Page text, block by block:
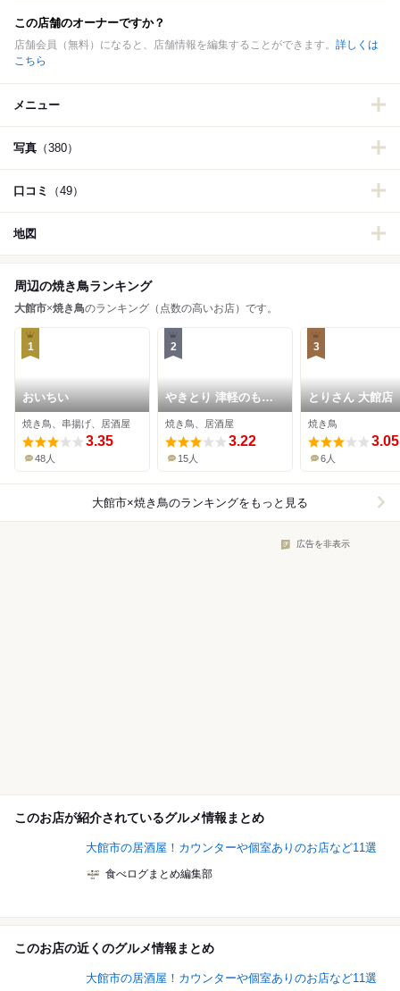
この店舗のオーナーですか？
店舗会員（無料）になると、店舗情報を編集することができます。 詳しくは
こちら
メニュー
写真 （380）
口コミ （49）
地図
周辺の焼き鳥ランキング
大館市×焼き鳥のランキング（点数の高いお店）です。
1
おいちい
焼き鳥、串揚げ、居酒屋
3.35
48人
2
やきとり 津軽のもつ
け
焼き鳥、居酒屋
3.22
15人
3
とりさん 大館店
焼き鳥
3.05
6人
大館市×焼き鳥のランキングをもっと見る
広告を非表示
このお店が紹介されているグルメ情報まとめ
大館市の居酒屋！カウンターや個室ありのお店など11選
食べログまとめ編集部
このお店の近くのグルメ情報まとめ
大館市の居酒屋！カウンターや個室ありのお店など11選